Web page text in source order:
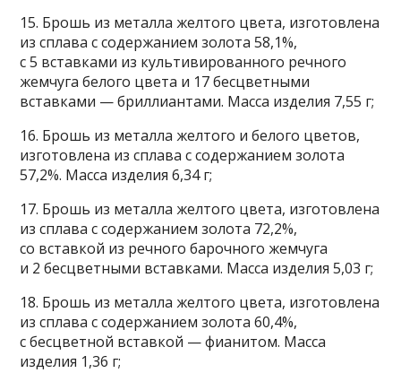
15. Брошь из металла желтого цвета, изготовлена
из сплава с содержанием золота 58,1%,
с 5 вставками из культивированного речного
жемчуга белого цвета и 17 бесцветными
вставками — бриллиантами. Масса изделия 7,55 г;
16. Брошь из металла желтого и белого цветов,
изготовлена из сплава с содержанием золота
57,2%. Масса изделия 6,34 г;
17. Брошь из металла желтого цвета, изготовлена
из сплава с содержанием золота 72,2%,
со вставкой из речного барочного жемчуга
и 2 бесцветными вставками. Масса изделия 5,03 г;
18. Брошь из металла желтого цвета, изготовлена
из сплава с содержанием золота 60,4%,
с бесцветной вставкой — фианитом. Масса
изделия 1,36 г;